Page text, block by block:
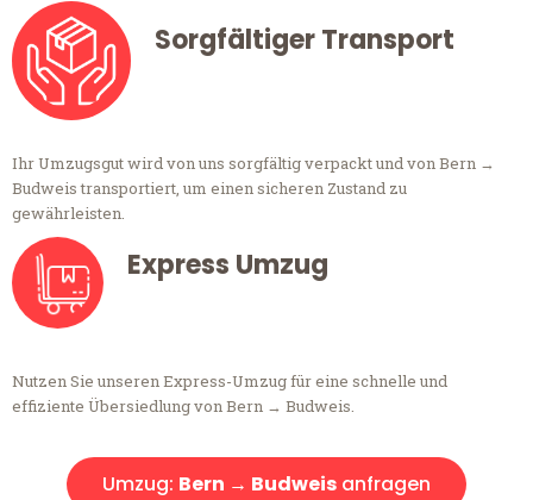
Sorgfältiger Transport
Ihr Umzugsgut wird von uns sorgfältig verpackt und von Bern →
Budweis transportiert, um einen sicheren Zustand zu
gewährleisten.
Express Umzug
Nutzen Sie unseren Express-Umzug für eine schnelle und
effiziente Übersiedlung von Bern → Budweis.
Umzug: Bern → Budweis anfragen